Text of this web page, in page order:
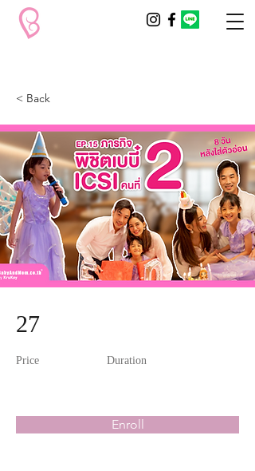
< Back
27
Price Duration
Enroll